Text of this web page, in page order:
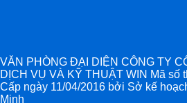
VĂN PHÒNG ĐẠI DIỆN CÔNG TY
DỊCH VỤ VÀ KỸ THUẬT WIN Mã số
Cấp ngày 11/04/2016 bởi Sở kế
Minh